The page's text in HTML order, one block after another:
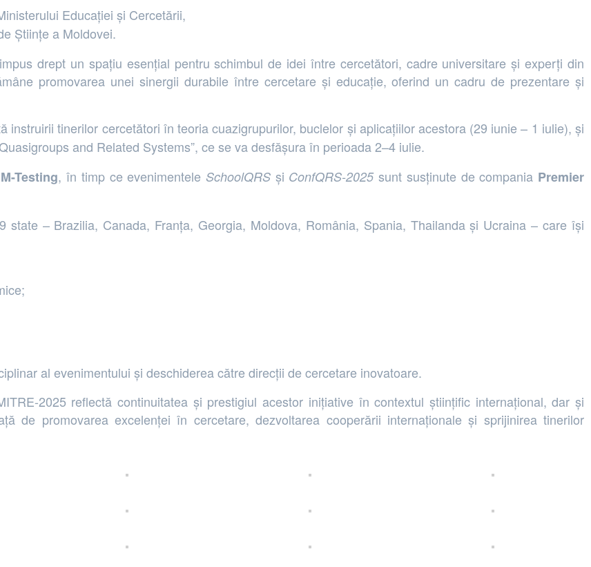
Educației și Cercetării,
Științe a Moldovei.
drept un spațiu esențial pentru schimbul de idei între cercetători, cadre universitare și experți din
promovarea unei sinergii durabile între cercetare și educație, oferind un cadru de prezentare și
instruirii tinerilor cercetători în teoria cuazigrupurilor, buclelor și aplicațiilor acestora (29 iunie – 1 iulie), și
and Related Systems”, ce se va desfășura în perioada 2–4 iulie.
M-Testing, în timp ce evenimentele SchoolQRSși ConfQRS-2025sunt susținute de compania Premier
– Brazilia, Canada, Franța, Georgia, Moldova, România, Spania, Thailanda și Ucraina – care își
al evenimentului și deschiderea către direcții de cercetare inovatoare.
2025 reflectă continuitatea și prestigiul acestor inițiative în contextul științific internațional, dar și
de promovarea excelenței în cercetare, dezvoltarea cooperării internaționale și sprijinirea tinerilor